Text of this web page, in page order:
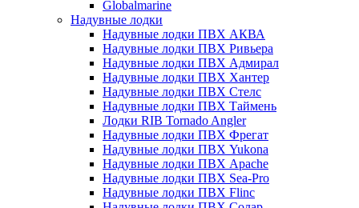
Globalmarine
Надувные лодки
Надувные лодки ПВХ АКВА
Надувные лодки ПВХ Ривьера
Надувные лодки ПВХ Адмирал
Надувные лодки ПВХ Хантер
Надувные лодки ПВХ Стелс
Надувные лодки ПВХ Таймень
Лодки RIB Tornado Angler
Надувные лодки ПВХ Фрегат
Надувные лодки ПВХ Yukona
Надувные лодки ПВХ Apache
Надувные лодки ПВХ Sea-Pro
Надувные лодки ПВХ Flinc